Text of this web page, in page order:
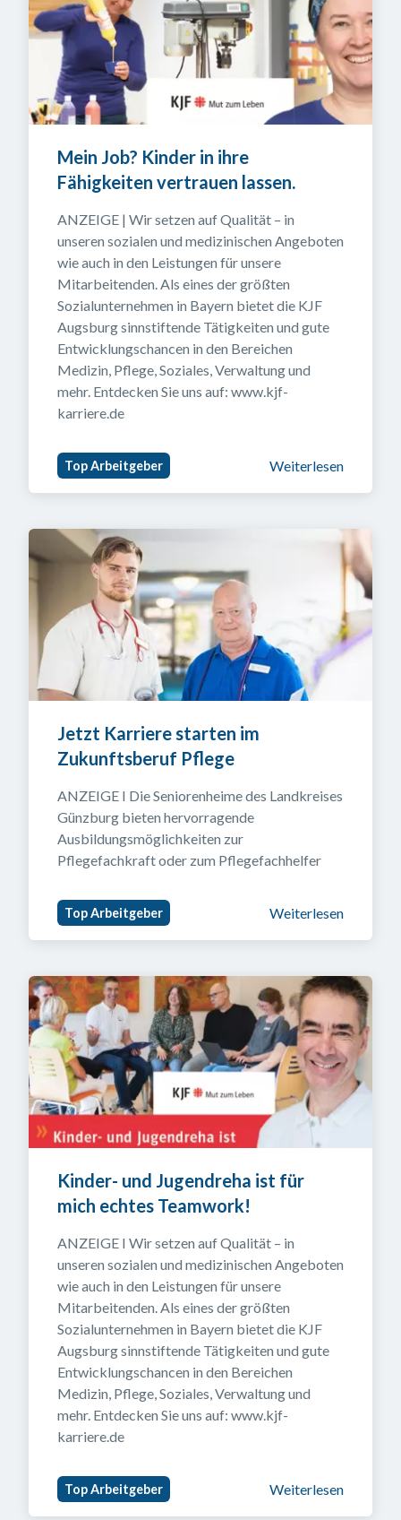
Mein Job? Kinder in ihre
Fähigkeiten vertrauen lassen.
ANZEIGE | Wir setzen auf Qualität – in
unseren sozialen und medizinischen Angeboten
wie auch in den Leistungen für unsere
Mitarbeitenden. Als eines der größten
Sozialunternehmen in Bayern bietet die KJF
Augsburg sinnstiftende Tätigkeiten und gute
Entwicklungschancen in den Bereichen
Medizin, Pflege, Soziales, Verwaltung und
mehr. Entdecken Sie uns auf: www.kjf-
karriere.de
Top Arbeitgeber Weiterlesen
Jetzt Karriere starten im
Zukunftsberuf Pflege
ANZEIGE I Die Seniorenheime des Landkreises
Günzburg bieten hervorragende
Ausbildungsmöglichkeiten zur
Pflegefachkraft oder zum Pflegefachhelfer
Top Arbeitgeber Weiterlesen
Kinder- und Jugendreha ist für
mich echtes Teamwork!
ANZEIGE I Wir setzen auf Qualität – in
unseren sozialen und medizinischen Angeboten
wie auch in den Leistungen für unsere
Mitarbeitenden. Als eines der größten
Sozialunternehmen in Bayern bietet die KJF
Augsburg sinnstiftende Tätigkeiten und gute
Entwicklungschancen in den Bereichen
Medizin, Pflege, Soziales, Verwaltung und
mehr. Entdecken Sie uns auf: www.kjf-
karriere.de
Top Arbeitgeber Weiterlesen